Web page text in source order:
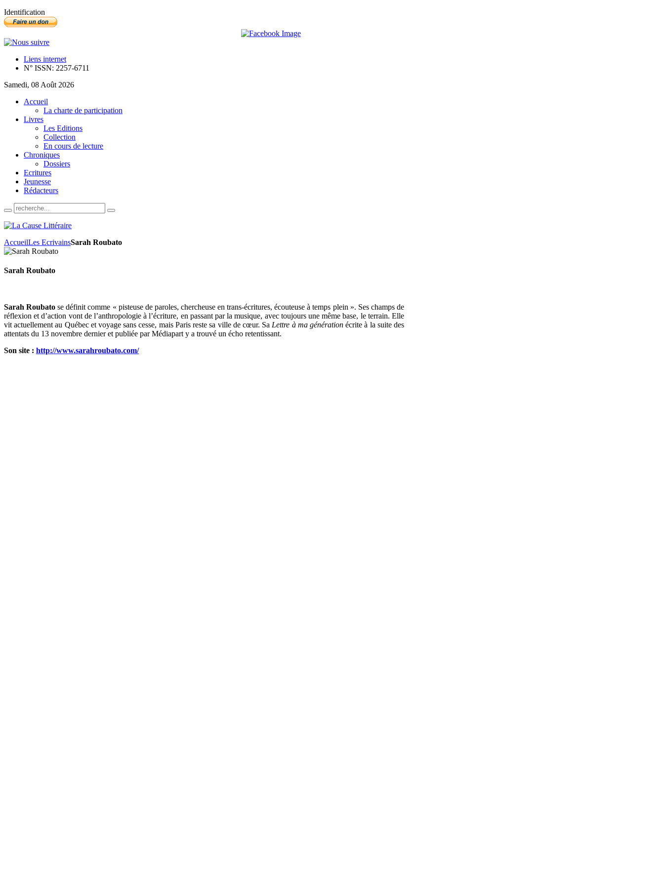
Identification
Liens internet
N° ISSN: 2257-6711
Samedi, 08 Août 2026
Accueil
La charte de participation
Livres
Les Editions
Collection
En cours de lecture
Chroniques
Dossiers
Ecritures
Jeunesse
Rédacteurs
AccueilLes EcrivainsSarah Roubato
Sarah Roubato
Sarah Roubato se définit comme « pisteuse de paroles, chercheuse en trans-écritures, écouteuse à temps plein ». Ses champs de
réflexion et d’action vont de l’anthropologie à l’écriture, en passant par la musique, avec toujours une même base, le terrain. Elle
vit actuellement au Québec et voyage sans cesse, mais Paris reste sa ville de cœur. Sa Lettre à ma générationécrite à la suite des
attentats du 13 novembre dernier et publiée par Médiapart y a trouvé un écho retentissant.
Son site : http://www.sarahroubato.com/